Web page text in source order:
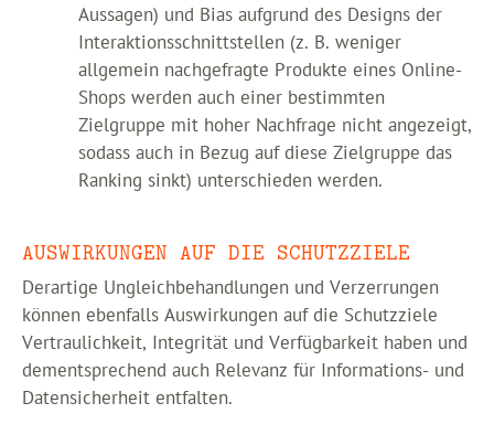
Aussagen) und Bias aufgrund des Designs der
Interaktionsschnittstellen (z. B. weniger
allgemein nachgefragte Produkte eines Online-
Shops werden auch einer bestimmten
Zielgruppe mit hoher Nachfrage nicht angezeigt,
sodass auch in Bezug auf diese Zielgruppe das
Ranking sinkt) unterschieden werden.
AUSWIRKUNGEN AUF DIE SCHUTZZIELE
Derartige Ungleichbehandlungen und Verzerrungen
können ebenfalls Auswirkungen auf die Schutzziele
Vertraulichkeit, Integrität und Verfügbarkeit haben und
dementsprechend auch Relevanz für Informations- und
Datensicherheit entfalten.